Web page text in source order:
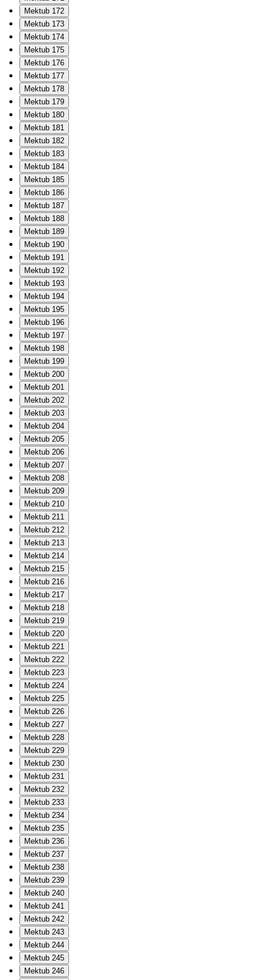
Mektub 172
Mektub 173
Mektub 174
Mektub 175
Mektub 176
Mektub 177
Mektub 178
Mektub 179
Mektub 180
Mektub 181
Mektub 182
Mektub 183
Mektub 184
Mektub 185
Mektub 186
Mektub 187
Mektub 188
Mektub 189
Mektub 190
Mektub 191
Mektub 192
Mektub 193
Mektub 194
Mektub 195
Mektub 196
Mektub 197
Mektub 198
Mektub 199
Mektub 200
Mektub 201
Mektub 202
Mektub 203
Mektub 204
Mektub 205
Mektub 206
Mektub 207
Mektub 208
Mektub 209
Mektub 210
Mektub 211
Mektub 212
Mektub 213
Mektub 214
Mektub 215
Mektub 216
Mektub 217
Mektub 218
Mektub 219
Mektub 220
Mektub 221
Mektub 222
Mektub 223
Mektub 224
Mektub 225
Mektub 226
Mektub 227
Mektub 228
Mektub 229
Mektub 230
Mektub 231
Mektub 232
Mektub 233
Mektub 234
Mektub 235
Mektub 236
Mektub 237
Mektub 238
Mektub 239
Mektub 240
Mektub 241
Mektub 242
Mektub 243
Mektub 244
Mektub 245
Mektub 246